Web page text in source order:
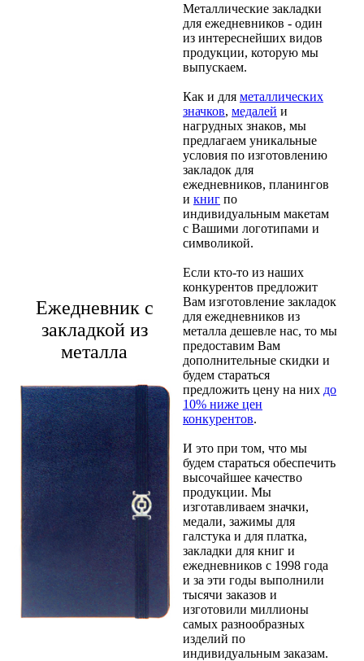
Ежедневник с
закладкой из
металла
Металлические закладки
для ежедневников - один
из интереснейших видов
продукции, которую мы
выпускаем.
Как и для металлических
значков, медалей и
нагрудных знаков, мы
предлагаем уникальные
условия по изготовлению
закладок для
ежедневников, планингов
и книг по
индивидуальным макетам
с Вашими логотипами и
символикой.
Если кто-то из наших
конкурентов предложит
Вам изготовление закладок
для ежедневников из
металла дешевле нас, то мы
предоставим Вам
дополнительные скидки и
будем стараться
предложить цену на них до
10% ниже цен
конкурентов.
И это при том, что мы
будем стараться обеспечить
высочайшее качество
продукции. Мы
изготавливаем значки,
медали, зажимы для
галстука и для платка,
закладки для книг и
ежедневников с 1998 года
и за эти годы выполнили
тысячи заказов и
изготовили миллионы
самых разнообразных
изделий по
индивидуальным заказам.